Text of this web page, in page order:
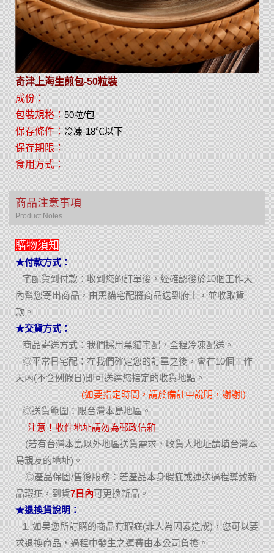
奇津上海生煎包-50粒裝
成份：
包裝規格：50粒/包
保存條件：冷凍-18℃以下
保存期限：
食用方式：
商品注意事項
Product Notes
購物須知
★付款方式：
宅配貨到付款：收到您的訂單後，經確認後於10個工作天
內幫您寄出商品，由黑貓宅配將商品送到府上，並收取貨
款。
★交貨方式：
商品寄送方式：我們採用黑貓宅配，全程冷凍配送。
◎平常日宅配：在我們確定您的訂單之後，會在10個工作
天內(不含例假日)即可送達您指定的收貨地點。
(如要指定時間，請於備註中說明，謝謝!)
◎送貨範圍：限台灣本島地區。
注意！收件地址請勿為郵政信箱
(若有台灣本島以外地區送貨需求，收貨人地址請填台灣本
島親友的地址)。
◎產品保固/售後服務：若產品本身瑕疵或運送過程導致新
品瑕疵，到貨7日內可更換新品。
★退換貨說明：
1. 如果您所訂購的商品有瑕疵(非人為因素造成)，您可以要
求退換商品，過程中發生之運費由本公司負擔。